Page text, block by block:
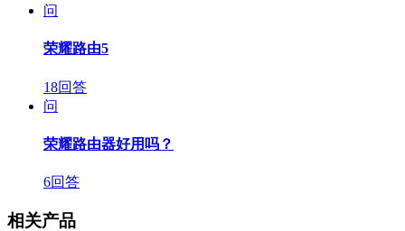
问
荣耀路由5
18回答
问
荣耀路由器好用吗？
6回答
相关产品